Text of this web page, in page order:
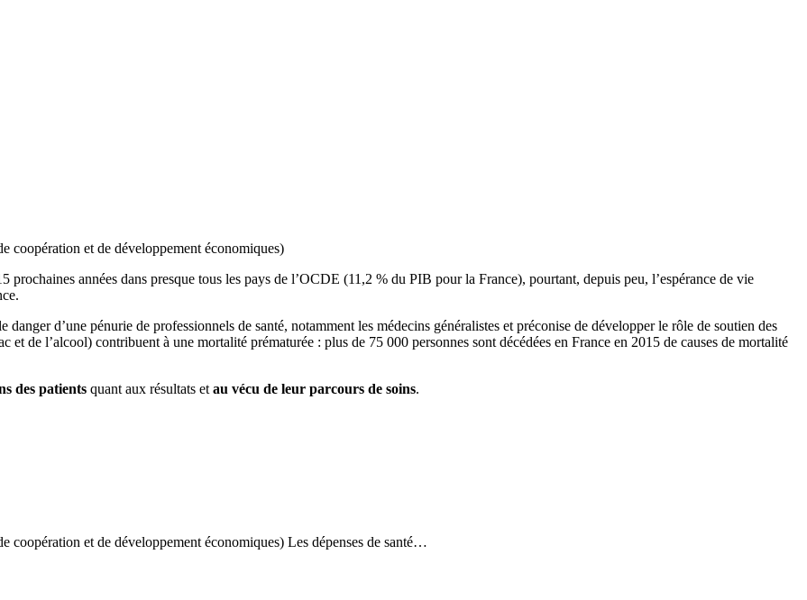
coopération et de développement économiques)
prochaines années dans presque tous les pays de l’OCDE (11,2 % du PIB pour la France), pourtant, depuis peu, l’espérance de vie
d’une pénurie de professionnels de santé, notamment les médecins généralistes et préconise de développer le rôle de soutien des
de l’alcool) contribuent à une mortalité prématurée : plus de 75 000 personnes sont décédées en France en 2015 de causes de mortalité
des patients quant aux résultats et au vécu de leur parcours de soins.
et de développement économiques) Les dépenses de santé…